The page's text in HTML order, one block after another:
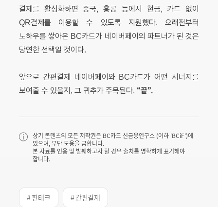
결제를 활성화하면 중국, 홍콩 등에서 현금, 카드 없이
QR결제를 이용할 수 있도록 지원했다. 오래전부터
노하우를 쌓아온 BC카드가 네이버페이의 파트너가 된 것은
당연한 선택일 것이다.
앞으로 간편결제 네이버페이와 BC카드가 어떤 시너지를
보여줄 수 있을지, 그 귀추가 주목된다. “끝”.
상기 콘텐츠의 모든 저작권은 BC카드 신금융연구소 (이하 'BCiF')에
있으며, 무단 도용을 금합니다.
본 자료를 인용 및 발췌하고자 할 경우 출처를 명확하게 표기해야
합니다.
# 핀테크 # 간편결제